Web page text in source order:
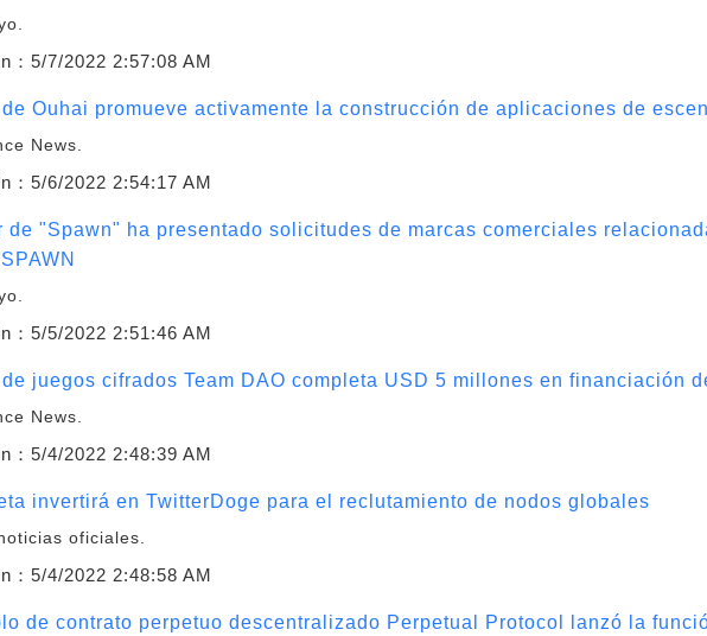
：5/7/2022 2:57:08 AM
Ouhai promueve activamente la construcción de aplicaciones de
News.
：5/6/2022 2:54:17 AM
de "Spawn" ha presentado solicitudes de marcas comerciales
：5/5/2022 2:51:46 AM
juegos cifrados Team DAO completa USD 5 millones en financiación
News.
：5/4/2022 2:48:39 AM
invertirá en TwitterDoge para el reclutamiento de nodos globales
oficiales.
：5/4/2022 2:48:58 AM
de contrato perpetuo descentralizado Perpetual Protocol lanzó la